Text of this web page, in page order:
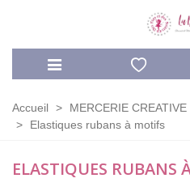
Accueil > MERCERIE CREATIVE
>
Elastiques rubans à motifs
ELASTIQUES RUBANS